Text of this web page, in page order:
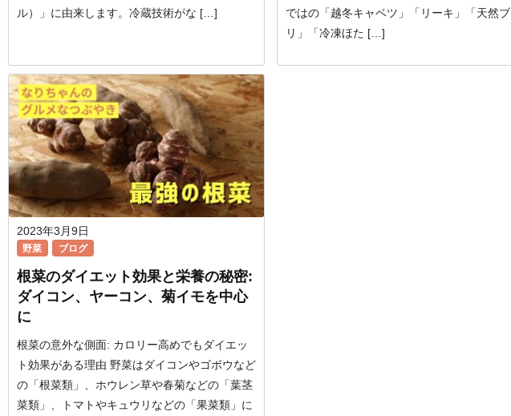
ル）」に由来します。冷蔵技術がな […]
ではの「越冬キャベツ」「リーキ」「天然ブ
リ」「冷凍ほた […]
2023年3月9日
野菜 ブログ
根菜のダイエット効果と栄養の秘密:
ダイコン、ヤーコン、菊イモを中心
に
根菜の意外な側面: カロリー高めでもダイエッ
ト効果がある理由 野菜はダイコンやゴボウなど
の「根菜類」、ホウレン草や春菊などの「葉茎
菜類」、トマトやキュウリなどの「果菜類」に